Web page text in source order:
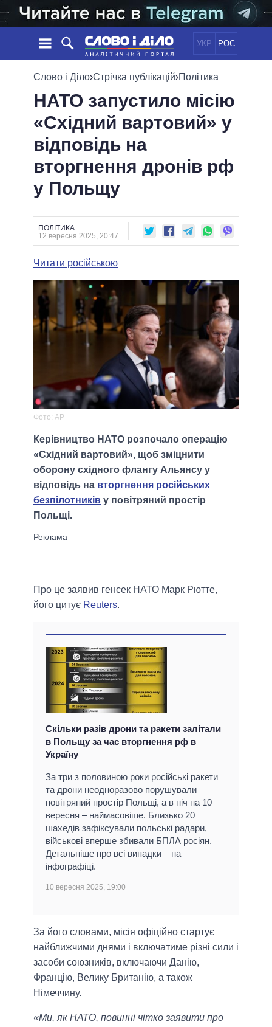
УКР РОС
НОВИНИ
СТРІЧКА
ПОДІЇ
СТАТТІ
ДУМКИ
ОГЛЯДИ
ДАЙДЖЕСТИ
ПОЛІТИКА
ЕКОНОМІКА
ОБIЦЯНКИ
ПОЛIТИКИ
УСІ ПОЛІТИКИ
ПРЕЗИДЕНТ І ОФІС
ВЕРХОВНА РАДА
ГОЛОВИ ОБЛАДМІНІСТРАЦІЙ
МЕРИ МІСТ
ВСІ ПЕРСОНИ
ІНФОГРАФІКА
ПОРІВНЯННЯ ПОЛІТИКІВ
Слово і Діло›Стрічка публікацій›Політика
НАТО запустило місію
«Східний вартовий» у
відповідь на
вторгнення дронів рф
у Польщу
ПОЛІТИКА
12 вересня 2025, 20:47
Читати російською
Фото: AP
Керівництво НАТО розпочало операцію
«Східний вартовий», щоб зміцнити
оборону східного флангу Альянсу у
відповідь на вторгнення російських
безпілотників у повітряний простір
Польщі.
Про це заявив генсек НАТО Марк Рютте,
його цитує Reuters.
Скільки разів дрони та ракети залітали
в Польщу за час вторгнення рф в
Україну
За три з половиною роки російські ракети
та дрони неодноразово порушували
повітряний простір Польщі, а в ніч на 10
вересня – наймасовіше. Близько 20
шахедів зафіксували польські радари,
військові вперше збивали БПЛА росіян.
Детальніше про всі випадки – на
інфографіці.
10 вересня 2025, 19:00
За його словами, місія офіційно стартує
найближчими днями і включатиме різні сили і
засоби союзників, включаючи Данію,
Францію, Велику Британію, а також
Німеччину.
«Ми, як НАТО, повинні чітко заявити про